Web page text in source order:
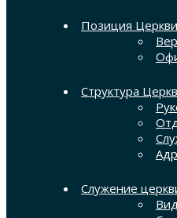
Позиция Церкви
Структура
Служение